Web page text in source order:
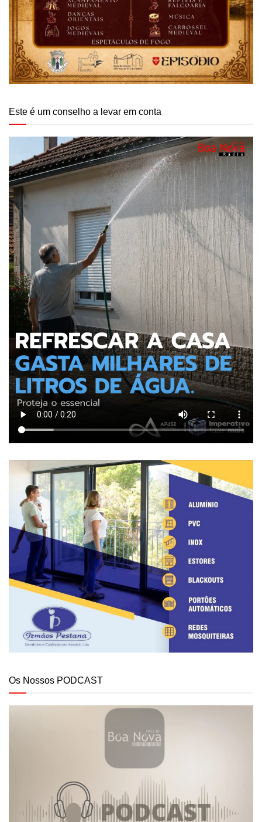
Este é um conselho a levar em conta
Os Nossos PODCAST